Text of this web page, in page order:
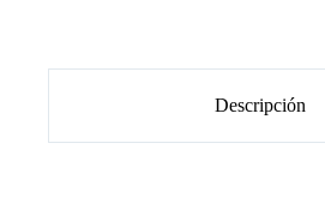
Descripción